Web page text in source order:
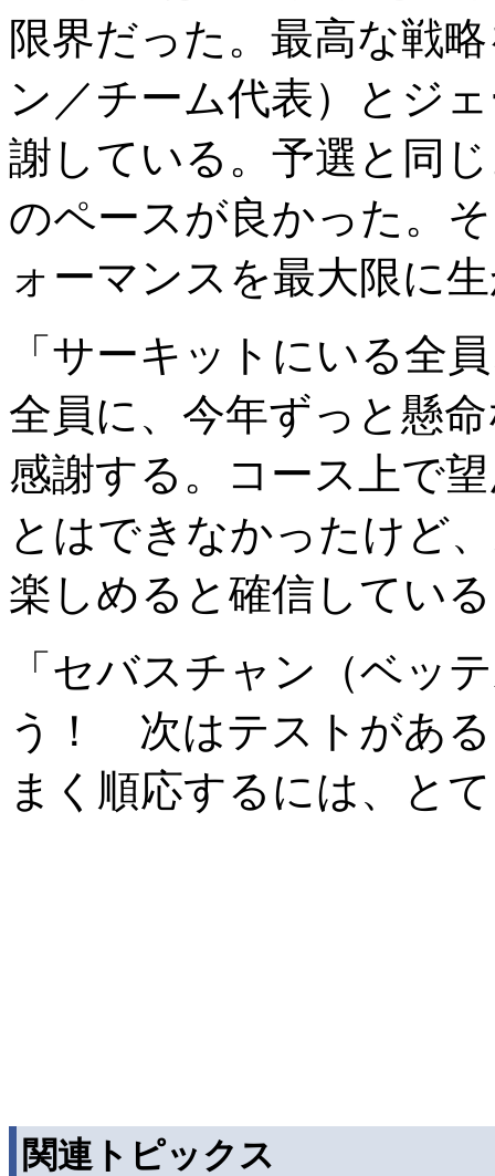
限界だった。最高な戦
ン／チーム代表）とジ
謝している。予選と同
のペースが良かった。
ォーマンスを最大限に
「サーキットにいる全
全員に、今年ずっと懸
感謝する。コース上で
とはできなかったけど
楽しめると確信してい
「セバスチャン（ベッ
う！ 次はテストがあ
まく順応するには、と
関連トピックス